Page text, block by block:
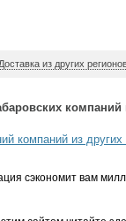
Доставка из других
компаний
компаний из
сэкономит вам